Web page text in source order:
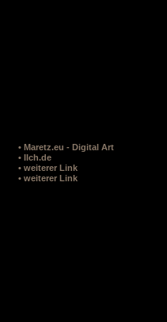
• Maretz.eu - Digital Art
• Ilch.de
• weiterer Link
• weiterer Link